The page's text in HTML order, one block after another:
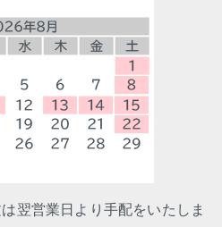
翌営業日より手配をいたしま